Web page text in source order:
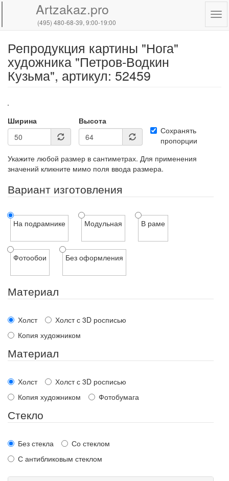
Перейти
основному
содержанию
Artzakaz.pro
(495) 480-68-39, 9:00-19:00
Репродукция картины "Нога"
художника "Петров-Водкин
Кузьма", артикул: 52459
Ширина
Высота
Сохранять
пропорции
Укажите любой размер в сантиметрах. Для применения
значений кликните мимо поля ввода размера.
Вариант изготовления
На подрамнике Модульная В раме
Фотообои Без оформления
Материал
Холст
Холст с 3D росписью
Копия художником
Материал
Холст
Холст с 3D росписью
Копия художником
Фотобумага
Стекло
Без стекла
Со стеклом
С антибликовым стеклом